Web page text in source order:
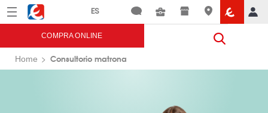
Menú Eroski
COMPRA ONLINE
Home Consultorio matrona